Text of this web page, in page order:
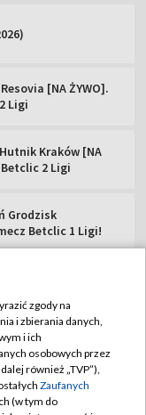
[NA ŻYWO].
Ligi
Kraków [NA
2 Ligi
Grodzisk
Betclic 1 Ligi!
zgody na
i zbierania danych,
i ich
osobowych przez
również „TVP”),
Zaufanych
(w tym do